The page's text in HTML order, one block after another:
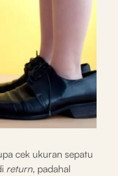
cek ukuran sepatu
return, padahal